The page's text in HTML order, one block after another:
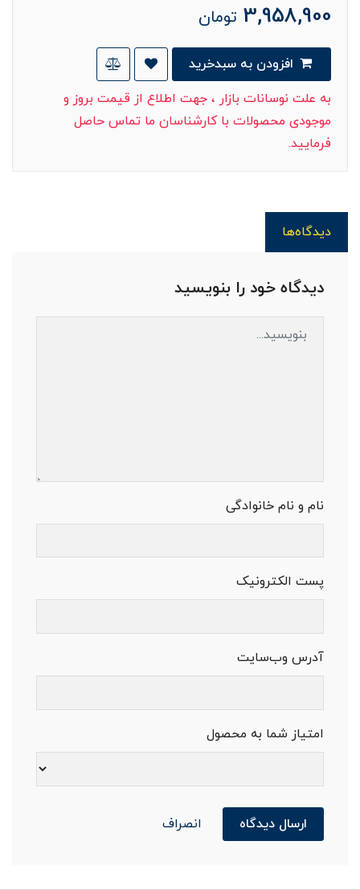
3,958,900 تومان
به علت نوسانات بازار ، جهت اطلاع از قیمت بروز و
موجودی محصولات با کارشناسان ما تماس حاصل
فرمایید.
دیدگاه‌ها
دیدگاه خود را بنویسید
نام و نام خانوادگی
پست الکترونیک
آدرس وب‌سایت
امتیاز شما به محصول
ارسال دیدگاه انصراف